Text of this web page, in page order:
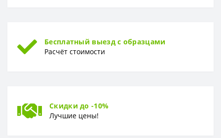
Бесплатный выезд с образцами
Расчёт стоимости
Скидки до -10%
Лучшие цены!